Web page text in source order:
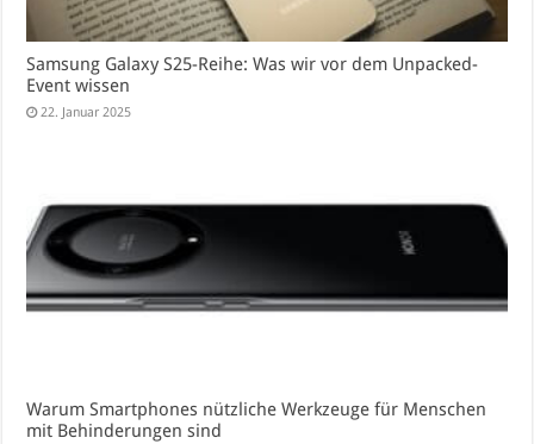
Samsung Galaxy S25-Reihe: Was wir vor dem Unpacked-
Event wissen
22. Januar 2025
Warum Smartphones nützliche Werkzeuge für Menschen
mit Behinderungen sind